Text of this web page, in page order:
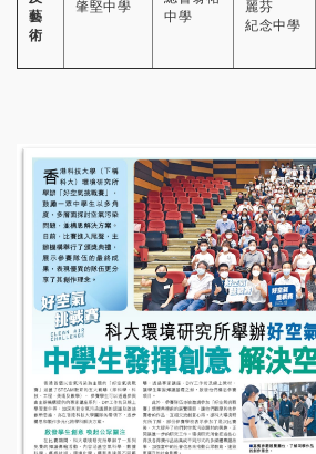
藝
術
肇堅中學
中學
麗芬
紀念中學